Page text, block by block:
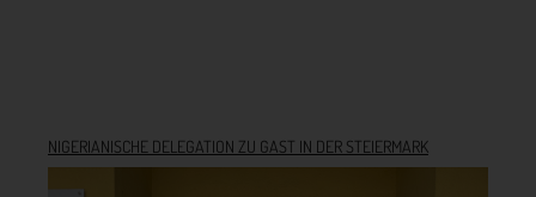
NIGERIANISCHE DELEGATION ZU GAST IN DER STEIERMARK